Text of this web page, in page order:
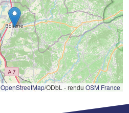
OpenStreetMap/ODbL - rendu OSM France